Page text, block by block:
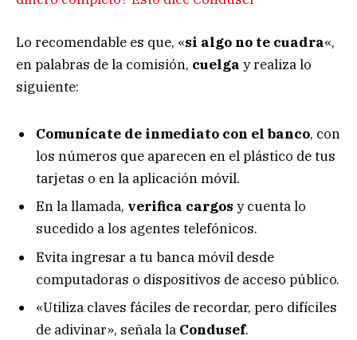
Lo recomendable es que, «si algo no te cuadra«,
en palabras de la comisión, cuelga y realiza lo
siguiente:
Comunícate de inmediato con el banco, con
los números que aparecen en el plástico de tus
tarjetas o en la aplicación móvil.
En la llamada, verifica cargos y cuenta lo
sucedido a los agentes telefónicos.
Evita ingresar a tu banca móvil desde
computadoras o dispositivos de acceso público.
«Utiliza claves fáciles de recordar, pero difíciles
de adivinar», señala la Condusef.